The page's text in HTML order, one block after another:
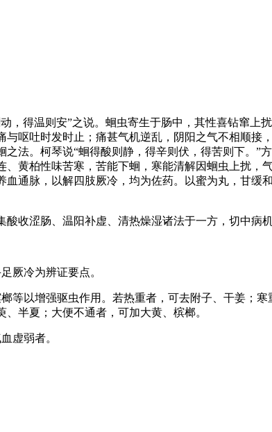
得温则安”之说。蛔虫寄生于肠中，其性喜钻窜上
呕吐时发时止；痛甚气机逆乱，阴阳之气不相顺接
法。柯琴说“蛔得酸则静，得辛则伏，得苦则下。”
黄柏性味苦寒，苦能下蛔，寒能清解因蛔虫上扰，
通脉，以解四肢厥冷，均为佐药。以蜜为丸，甘缓
收涩肠、温阳补虚、清热燥湿诸法于一方，切中病机
厥冷为辨证要点。
等以增强驱虫作用。若热重者，可去附子、干姜；
半夏；大便不通者，可加大黄、槟榔。
虚弱者。